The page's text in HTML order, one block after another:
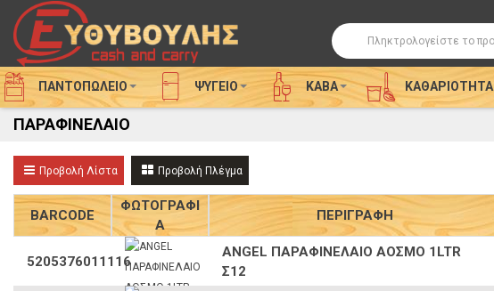
Αναζήτηση
ΠΑΝΤΟΠΩΛΕΙΟ ΨΥΓΕΊΟ ΚΑΒΑ ΚΑΘΑΡΙΌΤΗΤΑ
ΠΑΡΑΦΙΝΈΛΑΙΟ
Λίστα
Προβολή Λίστα Πλέγμα
Προβολή Πλέγμα
BARCODE
ΦΩΤΟΓΡΑΦΙ
Α
ΠΕΡΙΓΡΑΦΗ
5205376011116
ANGEL ΠΑΡΑΦΙΝΕΛΑΙΟ ΑΟΣΜΟ 1LTR
Σ12